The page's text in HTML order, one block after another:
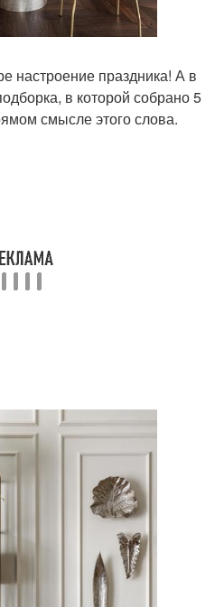
настроение праздника! А в
в которой собрано 5
смысле этого слова.